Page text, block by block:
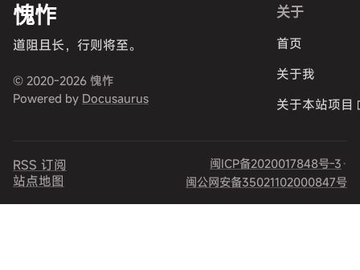
愧怍
道阻且长，行则将至。
© 2020-2026 愧怍
Powered by Docusaurus
关于
首页
关于我
关于本站项目
RSS 订阅
站点地图
闽ICP备2020017848号-3 ·
闽公网安备35021102000847号